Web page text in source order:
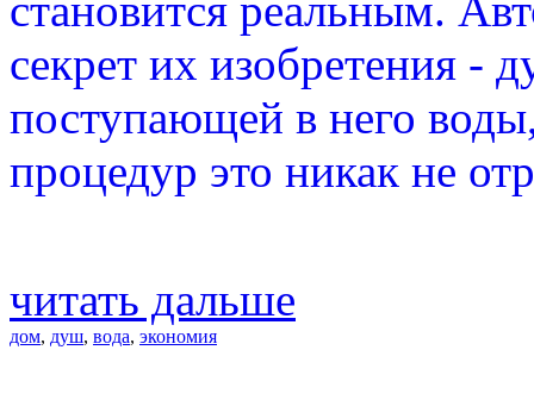
секрет их изобретения -
поступающей в него
процедур это никак не
читать дальше
дом, душ, вода, экономия